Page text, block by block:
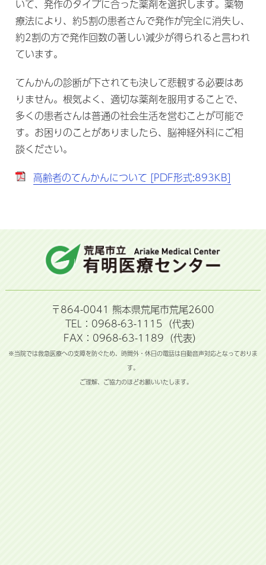
いて、発作のタイプに合った薬剤を選択します。薬物
療法により、約5割の患者さんで発作が完全に消失し、
約2割の方で発作回数の著しい減少が得られると言われ
ています。
てんかんの診断が下されても決して悲観する必要はあ
りません。根気よく、適切な薬剤を服用することで、
多くの患者さんは普通の社会生活を営むことが可能で
す。お困りのことがありましたら、脳神経外科にご相
談ください。
高齢者のてんかんについて [PDF形式:893KB]
〒864-0041 熊本県荒尾市荒尾2600
TEL：0968-63-1115（代表）
FAX：0968-63-1189（代表）
※当院では救急医療への支障を防ぐため、時間外・休日の電話は自動音声対応となっておりま
す。
ご理解、ご協力のほどお願いいたします。